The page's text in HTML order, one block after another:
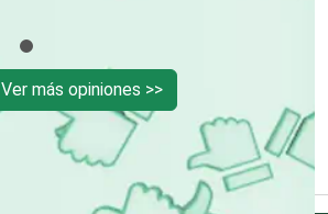
de aire
Empresariales
Ver más opiniones >>